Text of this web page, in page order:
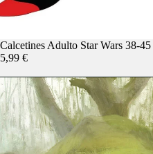
Agotado
Calcetines Adulto Star Wars 38-45
5,99 €